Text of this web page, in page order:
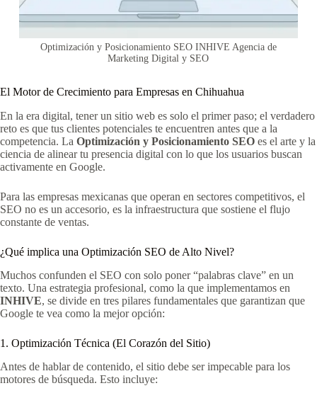
Optimización y Posicionamiento SEO INHIVE Agencia de
Marketing Digital y SEO
El Motor de Crecimiento para Empresas en Chihuahua
En la era digital, tener un sitio web es solo el primer paso; el verdadero
reto es que tus clientes potenciales te encuentren antes que a la
competencia. La Optimización y Posicionamiento SEO es el arte y la
ciencia de alinear tu presencia digital con lo que los usuarios buscan
activamente en Google.
Para las empresas mexicanas que operan en sectores competitivos, el
SEO no es un accesorio, es la infraestructura que sostiene el flujo
constante de ventas.
¿Qué implica una Optimización SEO de Alto Nivel?
Muchos confunden el SEO con solo poner “palabras clave” en un
texto. Una estrategia profesional, como la que implementamos en
INHIVE, se divide en tres pilares fundamentales que garantizan que
Google te vea como la mejor opción:
1. Optimización Técnica (El Corazón del Sitio)
Antes de hablar de contenido, el sitio debe ser impecable para los
motores de búsqueda. Esto incluye: